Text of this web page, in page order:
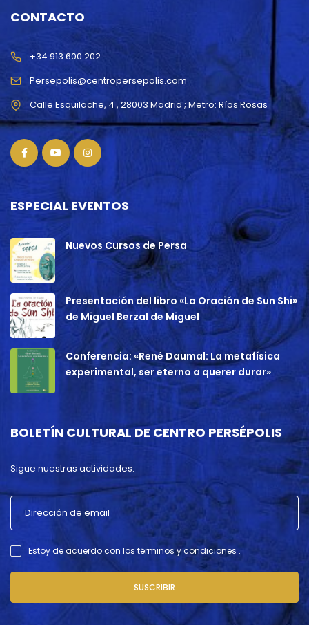
CONTACTO
Persepolis@centropersepolis.com
+34 913 600 202
ESPECIAL EVENTOS
Nuevos Cursos de Persa
Presentación del libro «La Oración de Sun Shi»
de Miguel Berzal de Miguel
Conferencia: «René Daumal: La metafísica
experimental, ser eterno a querer durar»
BOLETÍN CULTURAL DE CENTRO PERSÉPOLIS
Sigue nuestras actividades.
Estoy de acuerdo con los términos y condiciones .
SUSCRIBIR